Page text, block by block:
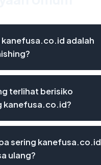
kanefusa.co.id adalah
terlihat berisiko
kanefusa.co.id?
sering kanefusa.co.id
ulang?